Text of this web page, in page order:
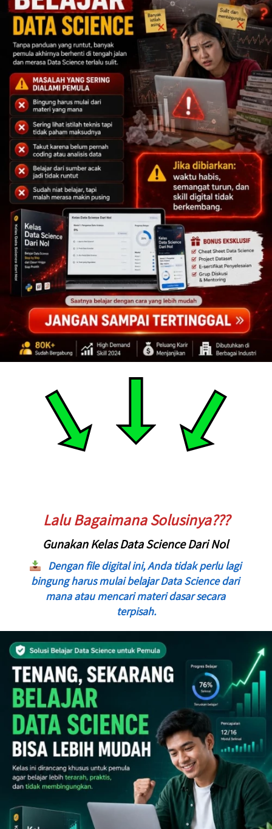
Lalu Bagaimana Solusinya???
Gunakan Kelas Data Science Dari Nol
Dengan file digital ini, Anda tidak perlu lagi
bingung harus mulai belajar Data Science dari
mana atau mencari materi dasar secara
terpisah.